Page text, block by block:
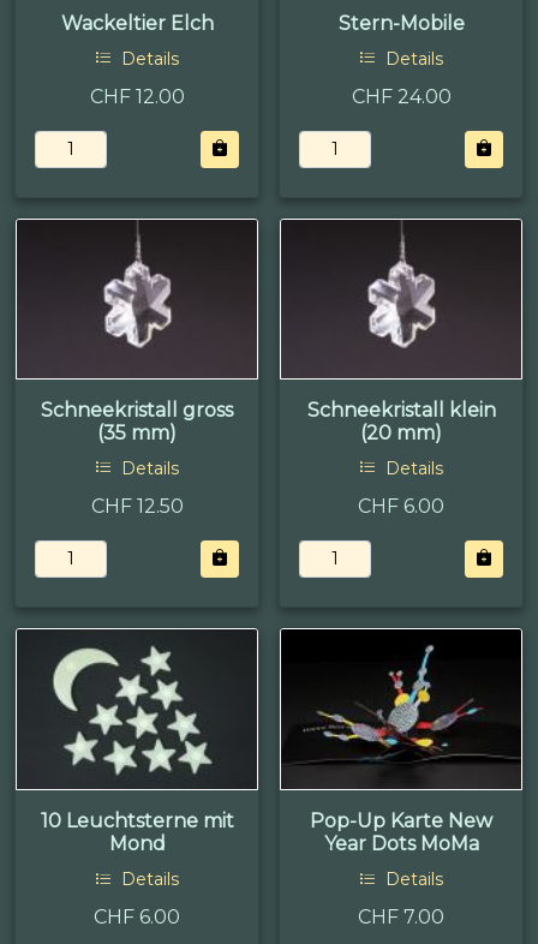
Wackeltier Elch
Details
CHF 12.00
Stern-Mobile
Details
CHF 24.00
Schneekristall gross
(35 mm)
Details
CHF 12.50
Schneekristall klein
(20 mm)
Details
CHF 6.00
10 Leuchtsterne mit
Mond
Details
CHF 6.00
Pop-Up Karte New
Year Dots MoMa
Details
CHF 7.00